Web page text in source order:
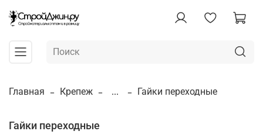
Главная Крепеж ... Гайки переходные
Гайки переходные